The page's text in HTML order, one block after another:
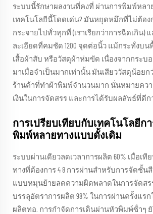
ระบบนี้รักษาผลงานที่คงที่ ผ่านการพิมพ์หลา
เทคโนโลยีนี้โดดเด่น? มันหยุดหมึกที่ไม่ต้อง
กระจายไปทั่วทุกที่ (เราเรียกว่าการฉีดเกิน)
ละเอียดที่คมชัด 1200 จุดต่อนิ้ว แม้กระทั่งบ
เสื้อผ้าสับ หรือวัสดุผ้าห่มขัด เนื่องจากกระบ
มาเมื่อจําเป็นมากเท่านั้น มันเสียววัสดุน้อยก
ร้านค้าที่ทําผ้าพิมพ์จํานวนมาก นั่นหมายคว
เงินในการจัดสรร และการได้รับผลลัพธ์ที่ดีก
การเปรียบเทียบกับเทคโนโลยี
พิมพ์หลายทางแบบดั้งเดิม
ระบบผ่านเดียวลดเวลาการผลิต 60% เมื่อเที
ทางที่ต้องการ 4 8 การผ่านสําหรับการจัดชั้น
แบบหมุนย้ายลดความผิดพลาดในการจัดสร
บรรลุอัตราการผลิต 98% ในการผ่านครั้งแร
ผลิตทอ. การกําจัดการเดินผ่านหัวพิมพ์ซ้ําๆ